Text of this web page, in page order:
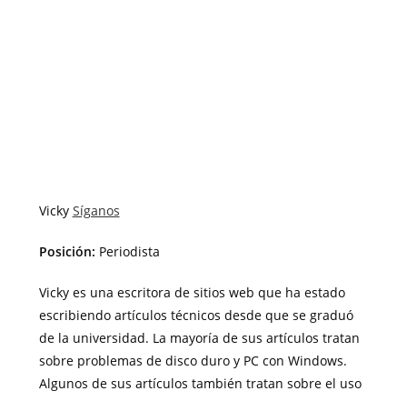
Vicky Síganos
Posición: Periodista
Vicky es una escritora de sitios web que ha estado
escribiendo artículos técnicos desde que se graduó
de la universidad. La mayoría de sus artículos tratan
sobre problemas de disco duro y PC con Windows.
Algunos de sus artículos también tratan sobre el uso